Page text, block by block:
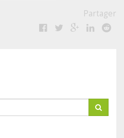
Partager